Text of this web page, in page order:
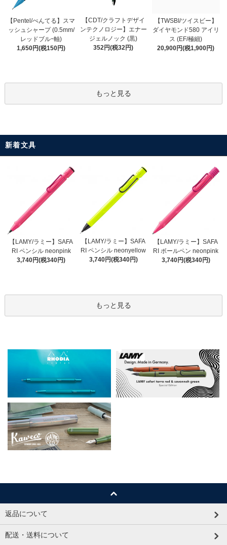
【Pentel/ぺんてる】スマ
ッシュシャープ (0.5mm/
レッドブルｰ軸)
1,650円(税150円)
【CDT/クラフトデザイ
ンテクノロジー】エナー
ジェルノック (黒)
352円(税32円)
【TWSBI/ツイスビー】
ダイヤモンド580 アイリ
ス (EF/極細)
20,900円(税1,900円)
もっと見る
新着文具
【LAMY/ラミー】SAFA
RI ペンシル neonpink
3,740円(税340円)
【LAMY/ラミー】SAFA
RI ペンシル neonyellow
3,740円(税340円)
【LAMY/ラミー】SAFA
RI ボールペン neonpink
3,740円(税340円)
もっと見る
返品について
配送・送料について